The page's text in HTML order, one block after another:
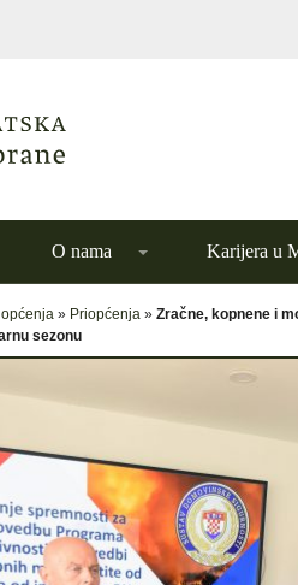
O nama Karijera u
» Priopćenja » Zračne, kopnene i
sezonu